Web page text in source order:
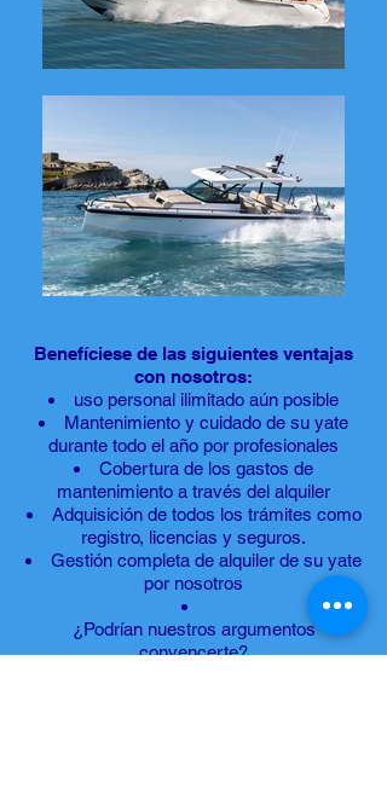
Benefíciese de las siguientes ventajas
con nosotros:
uso personal ilimitado aún posible
Mantenimiento y cuidado de su yate
durante todo el año por profesionales
Cobertura de los gastos de
mantenimiento a través del alquiler
Adquisición de todos los trámites como
registro, licencias y seguros.
Gestión completa de alquiler de su yate
por nosotros
¿Podrían nuestros argumentos
convencerte?